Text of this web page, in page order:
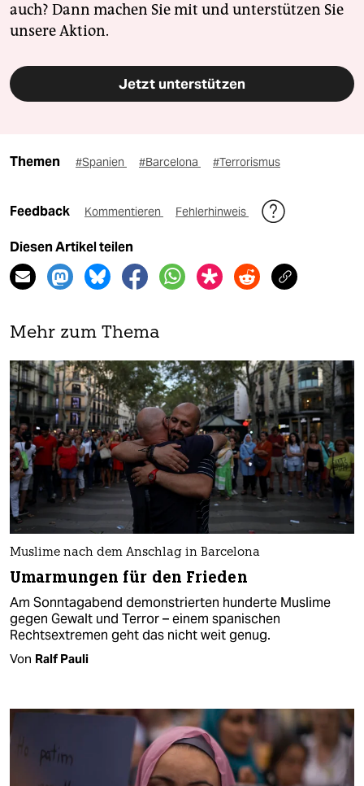
auch? Dann machen Sie mit und unterstützen Sie
unsere Aktion.
Jetzt unterstützen
Themen #Spanien #Barcelona #Terrorismus
Feedback Kommentieren Fehlerhinweis
Diesen Artikel teilen
Mehr zum Thema
Muslime nach dem Anschlag in Barcelona
Umarmungen für den Frieden
Am Sonntagabend demonstrierten hunderte Muslime
gegen Gewalt und Terror – einem spanischen
Rechtsextremen geht das nicht weit genug.
Von Ralf Pauli